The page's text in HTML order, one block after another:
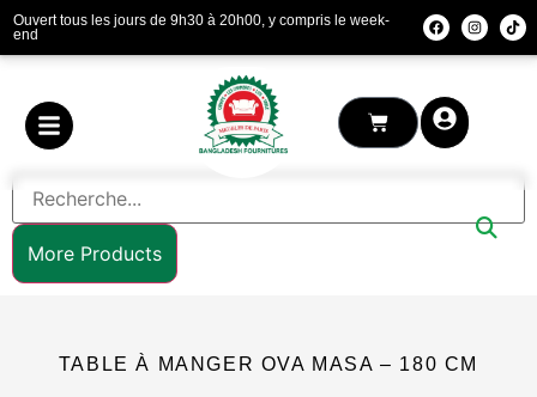
Ouvert tous les jours de 9h30 à 20h00, y compris le week-
end
More Products
TABLE À MANGER OVA MASA – 180 CM